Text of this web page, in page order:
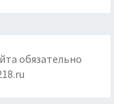
обязательно